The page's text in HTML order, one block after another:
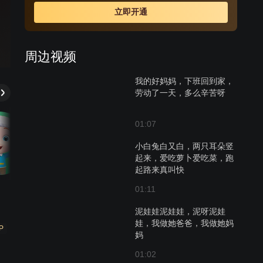
立即开通
周边视频
我的好妈妈，下班回到家，
劳动了一天，多么辛苦呀
01:07
小白兔白又白，两只耳朵竖
起来，爱吃萝卜爱吃菜，跑
起路来真叫快
01:11
泥娃娃泥娃娃，泥呀泥娃
娃，我做她爸爸，我做她妈
妈
01:02